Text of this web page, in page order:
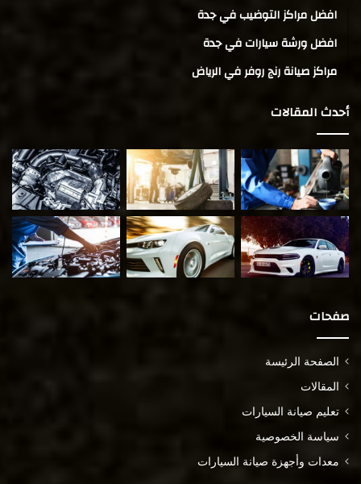
افضل مراكز التوضيب في جدة
افضل ورشة سيارات في جدة
مراكز صيانة رنج روفر في الرياض
أحدث المقالات
صفحات
الصفحة الرئيسة
المقالات
تعليم صيانة السيارات
سياسة الخصوصية
معدات وأجهزة صيانة السيارات